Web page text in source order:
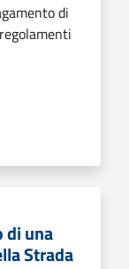
di
di una
Strada